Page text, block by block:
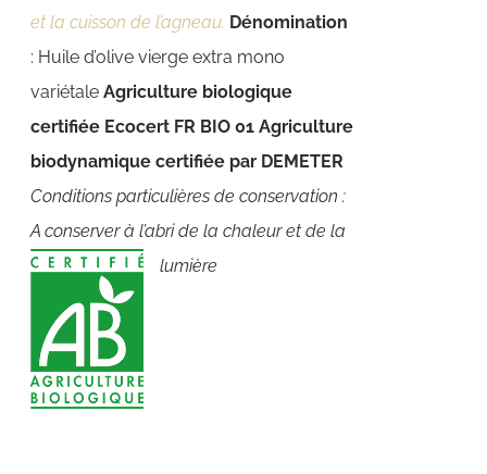
et la cuisson de l’agneau. Dénomination
: Huile d’olive vierge extra mono
variétaleAgriculture biologique
certifiée Ecocert FR BIO 01 Agriculture
biodynamique certifiée par DEMETER
Conditions particulières de conservation :
A conserver à l’abri de la chaleur et de la
lumière